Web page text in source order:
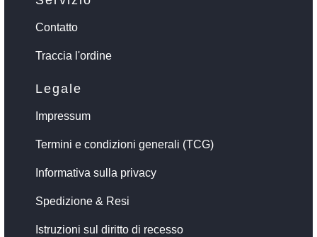
Contatto
Traccia l'ordine
Legale
Impressum
Termini e condizioni generali (TCG)
Informativa sulla privacy
Spedizione & Resi
Istruzioni sul diritto di recesso